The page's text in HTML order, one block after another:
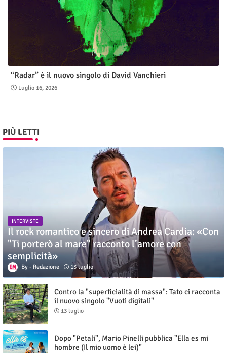
“Radar” è il nuovo singolo di David Vanchieri
Luglio 16, 2026
PIÙ LETTI
INTERVISTE
Il rock romantico e sincero di Andrea Cardia: «Con
"Ti porterò al mare" racconto l’amore con
semplicità»
Redazione 13 luglio
Contro la "superficialità di massa": Tato ci racconta
il nuovo singolo "Vuoti digitali"
13 luglio
Dopo "Petali", Mario Pinelli pubblica "Ella es mi
hombre (Il mio uomo è lei)"